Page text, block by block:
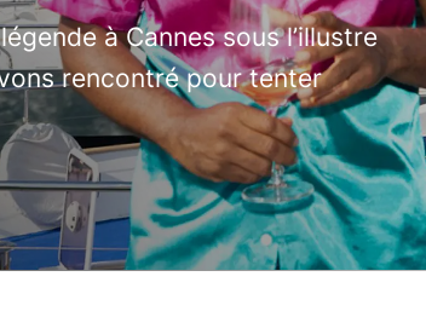
à Cannes sous l’illustre
rencontré pour tenter